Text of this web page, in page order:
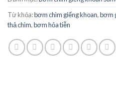
Từ khóa:bơm chìm giếng khoan,bơm
thả chìm,bơm hỏa tiễn